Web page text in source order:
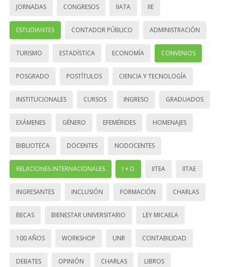
JORNADAS CONGRESOS IIATA IIE
ESTUDIANTES CONTADOR PÚBLICO ADMINISTRACIÓN
TURISMO ESTADÍSTICA ECONOMÍA CONVENIOS
POSGRADO POSTÍTULOS CIENCIA Y TECNOLOGÍA
INSTITUCIONALES CURSOS INGRESO GRADUADOS
EXÁMENES GÉNERO EFEMÉRIDES HOMENAJES
BIBLIOTECA DOCENTES NODOCENTES
RELACIONES INTERNACIONALES I + D IITEA IITAE
INGRESANTES INCLUSIÓN FORMACIÓN CHARLAS
BECAS BIENESTAR UNIVERSITARIO LEY MICAELA
100 AÑOS WORKSHOP UNR CONTABILIDAD
DEBATES OPINIÓN CHARLAS LIBROS